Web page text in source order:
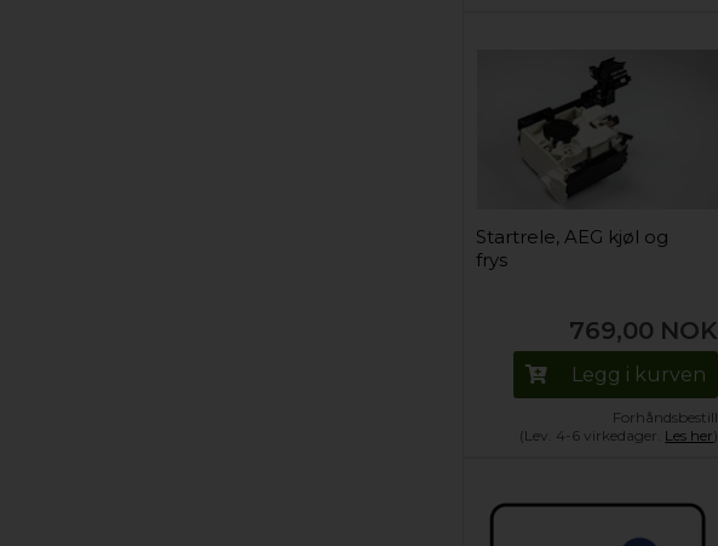
Startrele, AEG kjøl og
frys
769,00 NOK
Legg i kurven
Forhåndsbestill
(Lev. 4-6 virkedager. Les her)